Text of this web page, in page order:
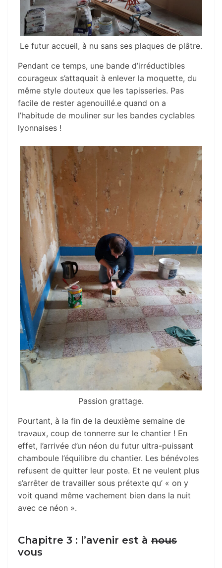
Le futur accueil, à nu sans ses plaques de plâtre.
Pendant ce temps, une bande d’irréductibles
courageux s’attaquait à enlever la moquette, du
même style douteux que les tapisseries. Pas
facile de rester agenouillé.e quand on a
l’habitude de mouliner sur les bandes cyclables
lyonnaises !
Passion grattage.
Pourtant, à la fin de la deuxième semaine de
travaux, coup de tonnerre sur le chantier ! En
effet, l’arrivée d’un néon du futur ultra-puissant
chamboule l’équilibre du chantier. Les bénévoles
refusent de quitter leur poste. Et ne veulent plus
s’arrêter de travailler sous prétexte qu’ « on y
voit quand même vachement bien dans la nuit
avec ce néon ».
Chapitre 3 : l’avenir est à nous
vous